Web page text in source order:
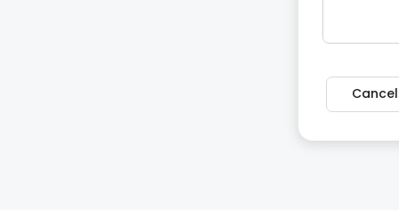
Cancel